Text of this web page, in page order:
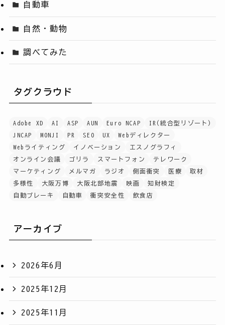
自動車
自然・動物
調べてみた
タグクラウド
Adobe XD AI ASP AUN Euro NCAP
IR(統合型リゾート)
JNCAP
MONJI PR SEO UX
Webディレクター
Webライティング
イノベーション
エスノグラフィ
オンライン会議
ゴリラ スマートフォン
テレワーク
マーケティング
メルマガ ラジオ 側面衝突 医療
取材
多様性
大阪万博 大阪北部地震 映画
知財検定
自動ブレーキ
自動車 衝突安全性 飲食店
アーカイブ
2026年6月
2025年12月
2025年11月